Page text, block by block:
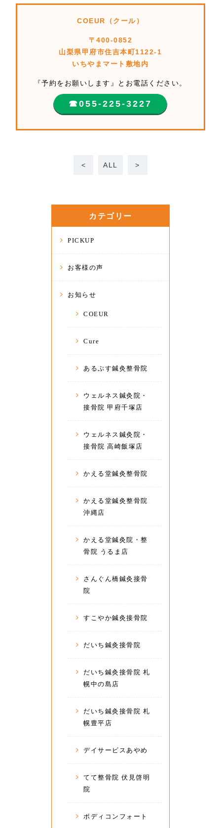
COEUR（クール）
〒400-0852
山梨県甲府市住吉本町1122-1
いちやまマート敷地内
『予約をお願いします』とお電話ください。
☎︎055-225-3227
< ALL >
カテゴリー
PICKUP
お客様の声
お知らせ
COEUR
Cure
あるぷす鍼灸整骨院
ウェルネス鍼灸院・
接骨院 甲府千塚店
ウェルネス鍼灸院・
接骨院 高崎飯塚店
かえる堂鍼灸整骨院
かえる堂鍼灸整骨院
沖縄店
かえる堂鍼灸院・整
骨院 うるま店
さんぐん橋鍼灸接骨
院
すこやか鍼灸接骨院
だいち鍼灸接骨院
だいち鍼灸接骨院 札
幌中の島店
だいち鍼灸接骨院 札
幌豊平店
デイサービスあやめ
てて整骨院 伏見啓明
院
ボディコンフォート